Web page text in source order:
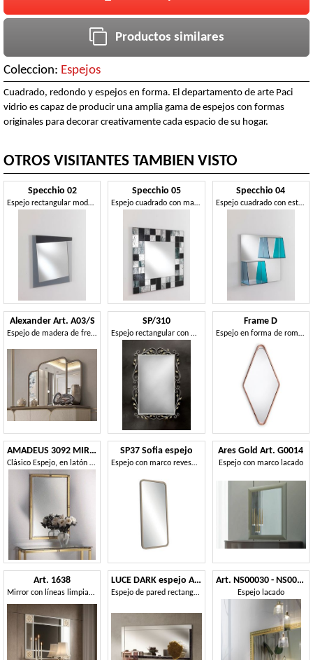
Productos similares
Coleccion: Espejos
Cuadrado, redondo y espejos en forma. El departamento de arte Paci
vidrio es capaz de producir una amplia gama de espejos con formas
originales para decorar creativamente cada espacio de su hogar.
OTROS VISITANTES TAMBIEN VISTO
Specchio 02
Espejo rectangular moderno con marco de color
Specchio 05
Espejo cuadrado con marco de mosaico
Specchio 04
Espejo cuadrado con estantes
Alexander Art. A03/S
Espejo de madera de fresno
SP/310
Espejo rectangular con marco en hierro forjado
Frame D
Espejo en forma de rombo
AMADEUS 3092 MIRROR
Clásico Espejo, en latón pulido y latón pulido
SP37 Sofia espejo
Espejo con marco revestido en piel
Ares Gold Art. G0014
Espejo con marco lacado
Art. 1638
Mirror con líneas limpias y detalles geométricos
LUCE DARK espejo Art.61
Espejo de pared rectangular
Art. NS00030 - NS00032
Espejo lacado